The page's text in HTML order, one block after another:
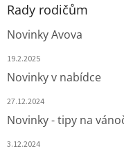
Rady rodičům
Novinky Avova
19.2.2025
Novinky v nabídce
27.12.2024
Novinky - tipy na
3.12.2024